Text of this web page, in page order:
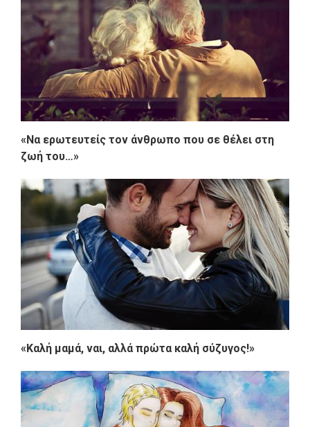
«Να ερωτευτείς τον άνθρωπο που σε θέλει στη
ζωή του…»
«Καλή μαμά, ναι, αλλά πρώτα καλή σύζυγος!»